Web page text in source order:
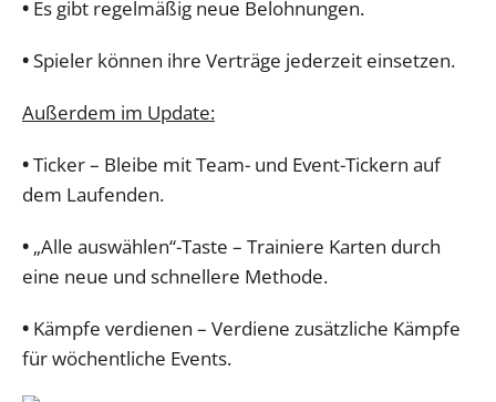
• Es gibt regelmäßig neue Belohnungen.
•Spieler können ihre Verträge jederzeit einsetzen.
Außerdem im Update:
•Ticker – Bleibe mit Team- und Event-Tickern auf
dem Laufenden.
• „Alle auswählen“-Taste – Trainiere Karten durch
eine neue und schnellere Methode.
• Kämpfe verdienen – Verdiene zusätzliche Kämpfe
für wöchentliche Events.